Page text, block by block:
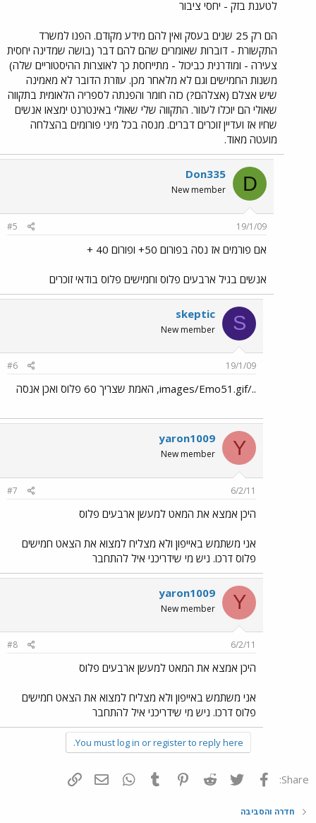
לטענת בזק - יחסי ציבור
הם רק 25 שנים בעסק ואין להם מידע מקודם. הפנו למשרד
התקשורת - דוברות שאומרים שהם להם דבר (בושה שמדינה יחסית
צעירה - ומודרנית כביכול - מתייחסת כך לאוצרות ההיסטוריים שלה)
משנות החמישים וגם לא מלאחר מכן. עוזרת הדובר לא מאמינה
שיש אצלם (אצלהם?) כזה חומר והפנתה לספריה הלאומית בתקווה
שאולי הם יוכלו לעזור. התקווה שלי שאולי באינטרנט ימצאו אנשים
שחיו אז ועדיין זוכרים דברים. מנסה בכל מיני פורומים בהצלחה
מועטה מאוד.
D
Don335
New member
19/1/09
#5
אם פורמים אז נסה בפורום 50+ ופורום 40 +
אנשים בגיל ארבעים פלוס וחמישים פלוס בודאי זוכרים
S
skeptic
New member
19/1/09
#6
../images/Emo51.gif, האמת שצריך 60 פלוס ואכן אנסה
Y
yaron1009
New member
6/2/11
#7
היכן אמצא את המאט למעשן ארבעים פלוס
אני משתמש באייפון ולא מצליח למצוא את הצאט חמישים
פלוס דרכו. ניש מי שידריכני איל להתחבר
Y
yaron1009
New member
6/2/11
#8
היכן אמצא את המאט למעשן ארבעים פלוס
אני משתמש באייפון ולא מצליח למצוא את הצאט חמישים
פלוס דרכו. ניש מי שידריכני איל להתחבר
You must log in or register to reply here.
Share: פייסבוק Twitter
Reddit
Pinterest
Tumblr
WhatsAppדואר אלקטרוני
חדרה והסביבה